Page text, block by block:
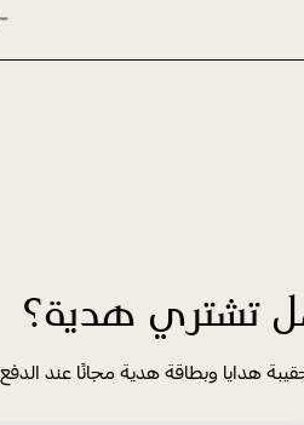
تشتري هدية؟
هدايا وبطاقة هدية مجانًا عند الدفع